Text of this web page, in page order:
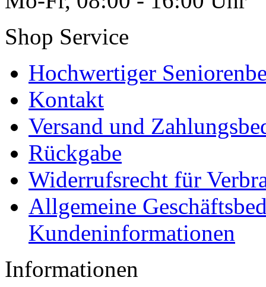
Shop Service
Hochwertiger
Kontakt
Versand und
Rückgabe
Widerrufsrecht für
Allgemeine
Kundeninformationen
Informationen